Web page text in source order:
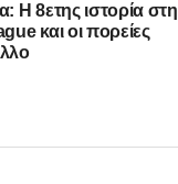
Η 8ετης ιστορία στη
και οι πορείες